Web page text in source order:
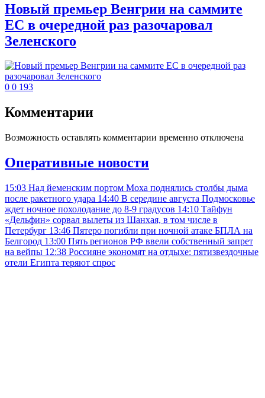
Новый премьер Венгрии на саммите
ЕС в очередной раз разочаровал
Зеленского
0 0 193
Комментарии
Возможность оставлять комментарии временно отключена
Оперативные новости
15:03 Над йеменским портом Моха поднялись столбы дыма
после ракетного удара 14:40 В середине августа Подмосковье
ждет ночное похолодание до 8-9 градусов 14:10 Тайфун
«Дельфин» сорвал вылеты из Шанхая, в том числе в
Петербург 13:46 Пятеро погибли при ночной атаке БПЛА на
Белгород 13:00 Пять регионов РФ ввели собственный запрет
на вейпы 12:38 Россияне экономят на отдыхе: пятизвездочные
отели Египта теряют спрос